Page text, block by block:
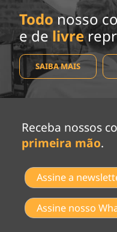
Todo nosso
e de livre
SAIBA MAIS
Receba nossos
primeira mão.
Assine a
Assine nosso